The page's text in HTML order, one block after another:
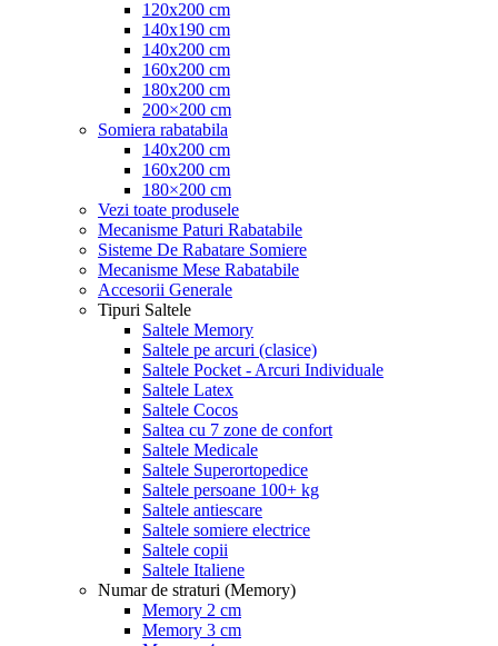
120x200 cm
140x190 cm
140x200 cm
160x200 cm
180x200 cm
200×200 cm
Somiera rabatabila
140x200 cm
160x200 cm
180×200 cm
Vezi toate produsele
Mecanisme Paturi Rabatabile
Sisteme De Rabatare Somiere
Mecanisme Mese Rabatabile
Accesorii Generale
Tipuri Saltele
Saltele Memory
Saltele pe arcuri (clasice)
Saltele Pocket - Arcuri Individuale
Saltele Latex
Saltele Cocos
Saltea cu 7 zone de confort
Saltele Medicale
Saltele Superortopedice
Saltele persoane 100+ kg
Saltele antiescare
Saltele somiere electrice
Saltele copii
Saltele Italiene
Numar de straturi (Memory)
Memory 2 cm
Memory 3 cm